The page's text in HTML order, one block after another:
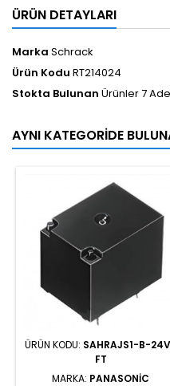
ÜRÜN DETAYLARI
Marka Schrack
Ürün Kodu RT214024
Stokta Bulunan Ürünler 7
AYNI KATEGORIDE
ÜRÜN KODU: SAHRAJS1-B-
FT
MARKA: PANASONIC